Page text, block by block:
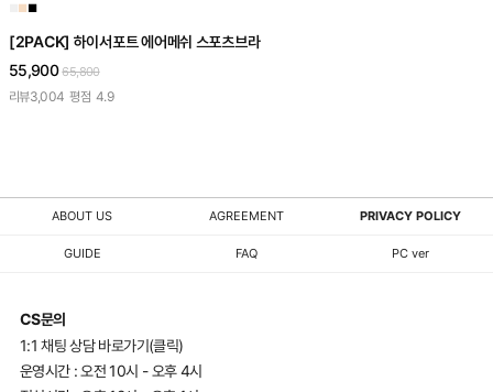
■■
[2PACK] 하이서포트 에어메쉬 스포츠브라
55,900 65,800
리뷰3,004 평점 4.9
ABOUT US AGREEMENT PRIVACY POLICY
GUIDE FAQ PC ver
CS문의
1:1 채팅 상담 바로가기(클릭)
운영시간 : 오전 10시 - 오후 4시